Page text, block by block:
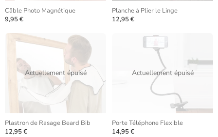
Câble Photo Magnétique
9,95 €
Planche à Plier le Linge
12,95 €
Actuellement épuisé
Plastron de Rasage Beard Bib
12,95 €
Actuellement épuisé
Porte Téléphone Flexible
14,95 €